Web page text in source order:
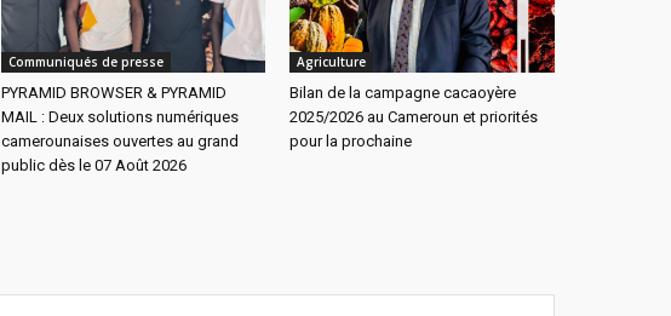
Communiqués de presse
PYRAMID BROWSER & PYRAMID
MAIL : Deux solutions numériques
camerounaises ouvertes au grand
public dès le 07 Août 2026
Agriculture
Bilan de la campagne cacaoyère
2025/2026 au Cameroun et priorités
pour la prochaine